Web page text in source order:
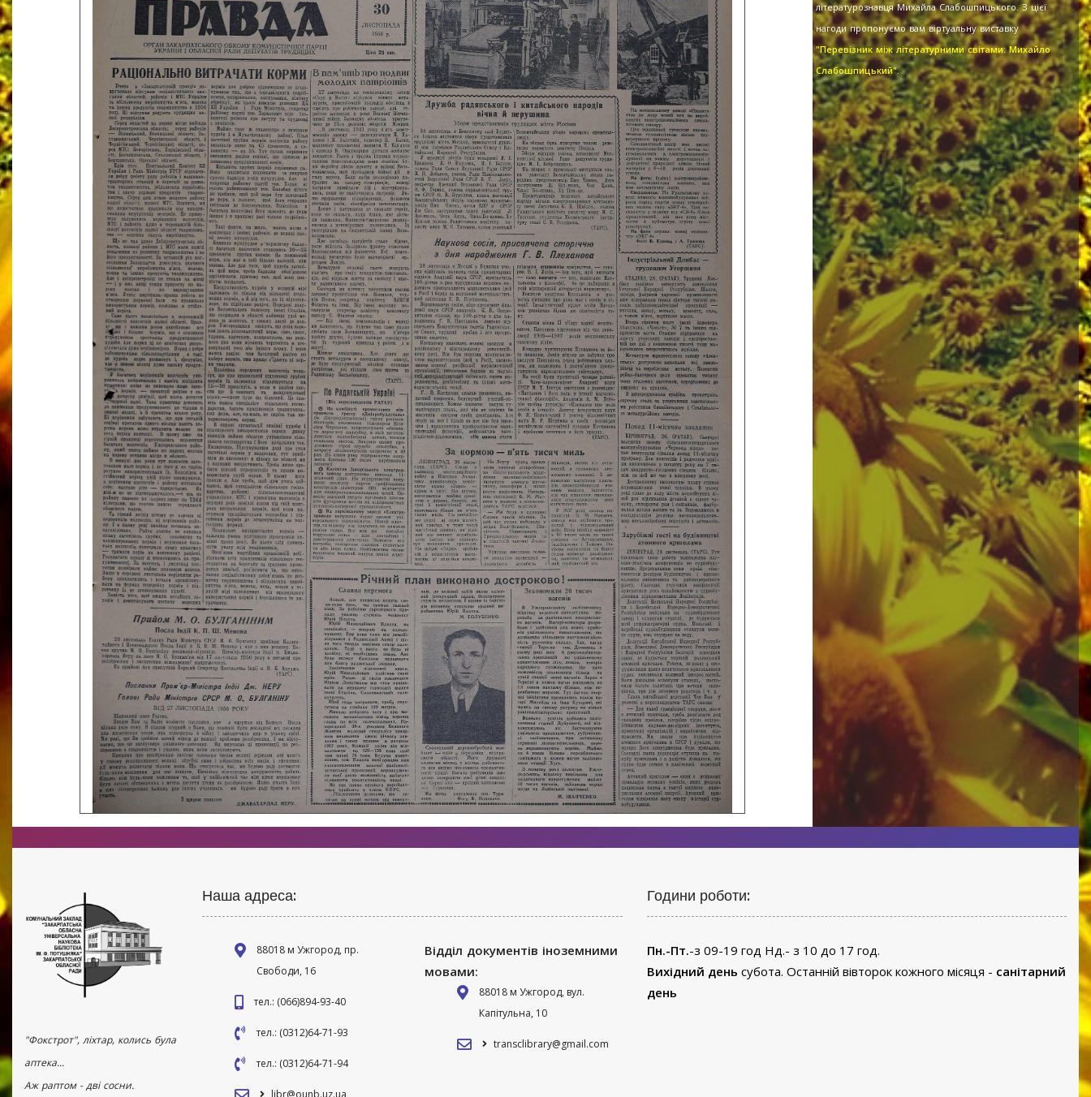
літературознавця Михайла Слабошпицького. З цієї
нагоди пропонуємо вам віртуальну виставку
"Перевізник між літературними світами: Михайло
Слабошпицький".
"Фокстрот", ліхтар, колись була
аптека...
Аж раптом - дві сосни.
Наша адреса:
88018 м Ужгород, пр.
Свободи, 16
тел.: (066)894-93-40
тел.: (0312)64-71-93
тел.: (0312)64-71-94
libr@ounb.uz.ua
Відділ документів іноземними
мовами:
88018 м Ужгород, вул.
Капітульна, 10
transclibrary@gmail.com
Години роботи:
Пн.-Пт.-з 09-19 год Нд.- з 10 до 17 год.
Вихідний день субота. Останній вівторок кожного місяця - санітарний
день